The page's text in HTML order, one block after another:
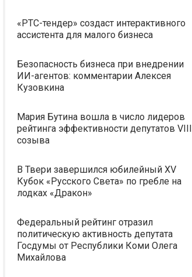
«РТС-тендер» создаст интерактивного
ассистента для малого бизнеса
Безопасность бизнеса при внедрении
ИИ-агентов: комментарии Алексея
Кузовкина
Мария Бутина вошла в число лидеров
рейтинга эффективности депутатов VIII
созыва
В Твери завершился юбилейный XV
Кубок «Русского Света» по гребле на
лодках «Дракон»
Федеральный рейтинг отразил
политическую активность депутата
Госдумы от Республики Коми Олега
Михайлова